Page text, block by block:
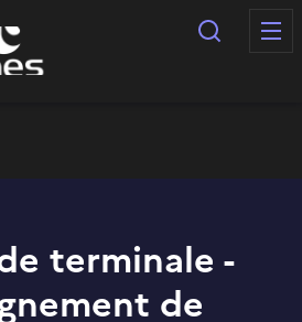
terminale -
de